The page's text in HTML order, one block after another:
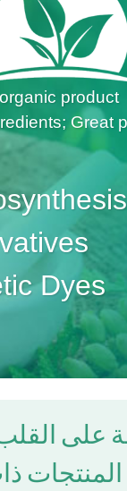
organic product
Great
Dyes
على
المنتجات